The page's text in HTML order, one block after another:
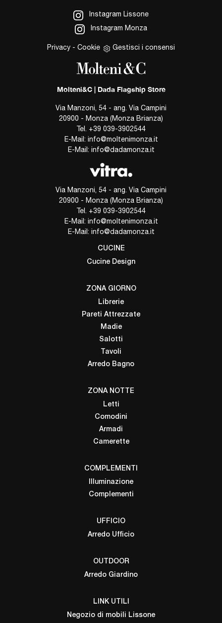
Instagram Lissone
Instagram Monza
Privacy - Cookie Gestisci i consensi
Molteni&C | Dada Flagship Store
Via Manzoni, 54 - ang. Via Campini
20900 - Monza (Monza Brianza)
Tel. +39 039-3902544
E-Mail: info@moltenimonza.it
E-Mail: info@dadamonza.it
Via Manzoni, 54 - ang. Via Campini
20900 - Monza (Monza Brianza)
Tel. +39 039-3902544
E-Mail: info@moltenimonza.it
E-Mail: info@dadamonza.it
CUCINE
Cucine Design
ZONA GIORNO
Librerie
Pareti Attrezzate
Madie
Salotti
Tavoli
Arredo Bagno
ZONA NOTTE
Letti
Comodini
Armadi
Camerette
COMPLEMENTI
Illuminazione
Complementi
UFFICIO
Arredo Ufficio
OUTDOOR
Arredo Giardino
LINK UTILI
Negozio di mobili Lissone